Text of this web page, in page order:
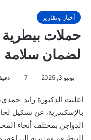
أخبار وتقارير
حملات بيطرية
لضمان سلامة
يونيو 3, 2025 7
أعلنت الدكتورة راندا
بالإسكندرية، عن تشكيل
الدواجن بمختلف أنحاء
البيطري، ومديرية